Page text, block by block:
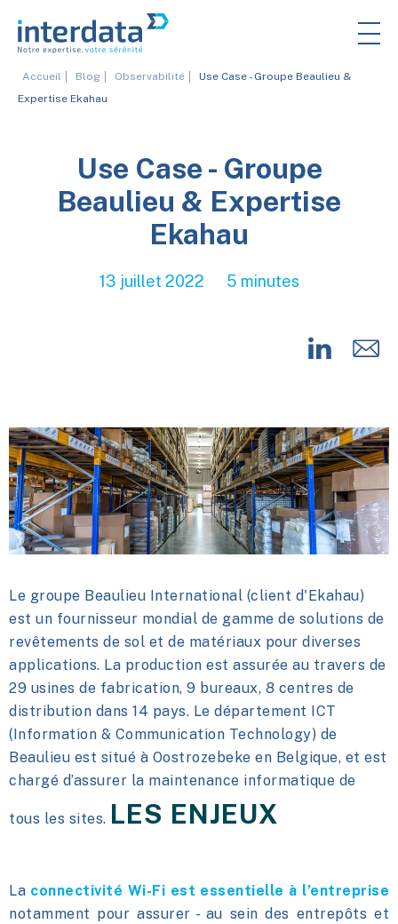
Accueil Blog Observabilité
Use Case - Groupe Beaulieu &
Expertise Ekahau
Use Case - Groupe
Beaulieu & Expertise
Ekahau
13 juillet 2022 5 minutes
Le groupe Beaulieu International (client d'Ekahau)
est un fournisseur mondial de gamme de solutions de
revêtements de sol et de matériaux pour diverses
applications. La production est assurée au travers de
29 usines de fabrication, 9 bureaux, 8 centres de
distribution dans 14 pays. Le département ICT
(Information & Communication Technology) de
Beaulieu est situé à Oostrozebeke en Belgique, et est
chargé d’assurer la maintenance informatique de
tous les sites. LES ENJEUX
La connectivité Wi-Fi est essentielle à l’entreprise
notamment pour assurer - au sein des entrepôts et